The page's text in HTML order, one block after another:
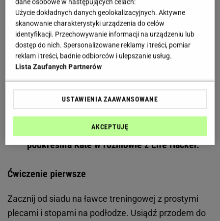
Zobacz wideoMaja Bohosiewicz intensywnie
trenuje na sali ćwiczeń
Trening na mocne i wyrzeźbione plecy w kilku
Mocne plecy pozwalają na wykonywanie
codziennych zadań ze względną łatwością i
pomagają chronić przed kontuzjami -
podkreśliła Kate w rozmowie z Life Hacker.
Ćwiczenie pierwsze
Zacznij od siadu na ławce treningowej z prostymi
plecami i stopami na podłodze. Usiądź przodem do
Użycie dokładnych danych geolokalizacyjnych. Aktywne
skanowanie charakterystyki urządzenia do celów
identyfikacji. Przechowywanie informacji na urządzeniu lub
dostęp do nich. Spersonalizowane reklamy i treści, pomiar
reklam i treści, badnie odbiorców i ulepszanie usług.
Lista Zaufanych Partnerów
USTAWIENIA ZAAWANSOWANE
AKCEPTUJĘ